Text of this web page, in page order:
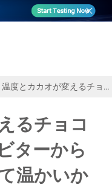
温度とカカオが変えるチョコレートの真密度～ビターからスイートへ、そして温かいから冷たいへ～
るチョコ
ターから
温かいか